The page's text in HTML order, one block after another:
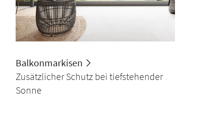
Balkonmarkisen
Zusätzlicher Schutz bei tiefstehender
Sonne